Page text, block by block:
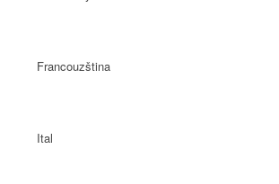
Francouzština
Ital